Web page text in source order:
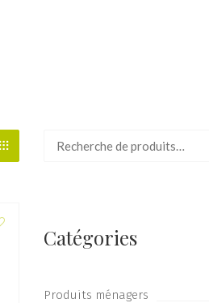
Recherche
Catégories
Produits ménagers